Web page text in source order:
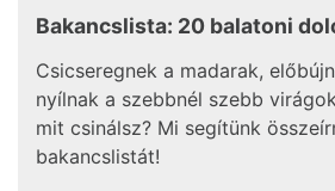
Bakancslista: 20 balatoni
Csicseregnek a madarak,
nyílnak a szebbnél szebb
mit csinálsz? Mi segítünk
bakancslistát!